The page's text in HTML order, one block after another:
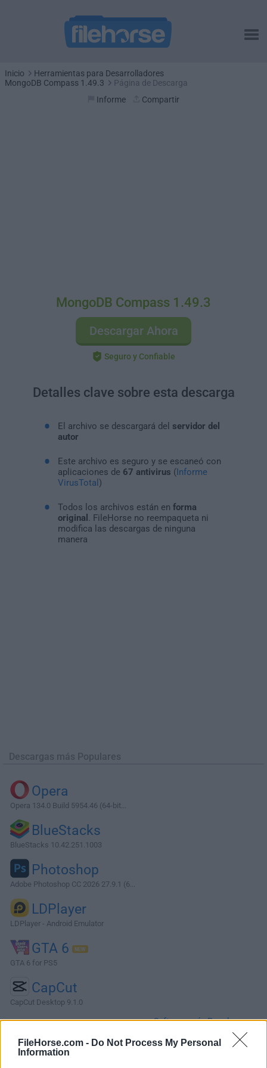
FileHorse.com - Do Not Process My Personal
Information
Inicio
Herramientas para Desarrolladores
MongoDB Compass 1.49.3
Página de Descarga
Informe
Compartir
MongoDB Compass 1.49.3
Descargar Ahora
Seguro y Confiable
Detalles clave sobre esta descarga
El archivo se descargará del servidor del
autor
Este archivo es seguro y se escaneó con
aplicaciones de 67 antivirus (Informe
VirusTotal )
Todos los archivos están en forma
original
. FileHorse no reempaqueta ni
modifica las descargas de ninguna
manera
Descargas más Populares
Opera
Opera 134.0 Build 5954.46 (64-bit...
BlueStacks
BlueStacks 10.42.251.1003
Photoshop
Adobe Photoshop CC 2026 27.9.1 (6...
LDPlayer
LDPlayer - Android Emulator
GTA 6
GTA 6 for PS5
CapCut
CapCut Desktop 9.1.0
Software más Populares »
Acerca de MongoDB Compass